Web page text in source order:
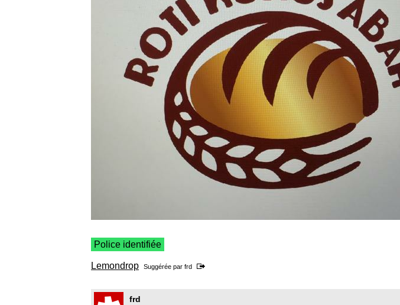
Police identifiée
Lemondrop Suggérée par frd
frd